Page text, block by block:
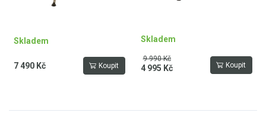
Skladem
7 490 Kč Koupit
Skladem
9 990 Kč
4 995 Kč Koupit